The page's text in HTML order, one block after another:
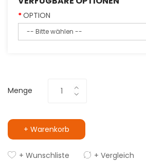
OPTION
Menge
+ Warenkorb
+ Wunschliste + Vergleich